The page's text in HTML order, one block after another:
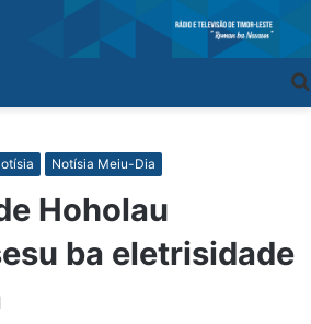
Notísia Meiu-Dia
Hoholau
ba eletrisidade